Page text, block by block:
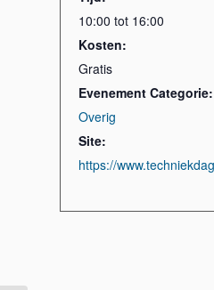
10:00 tot 16:00
Kosten:
Gratis
Evenement Categorie:
Overig
Site:
https://